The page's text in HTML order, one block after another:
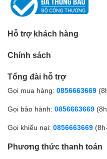
Hỗ trợ khách hàng
Chính sách
Tổng đài hỗ trợ
Gọi mua hàng: 0856663669
Gọi bảo hành: 0856663669
Gọi khiếu nại: 0856663669
Phương thức thanh toán